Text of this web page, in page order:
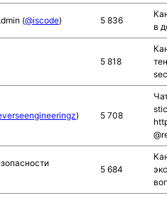
(@iscode) 5 836
в
5 818
) 5 708
5 684